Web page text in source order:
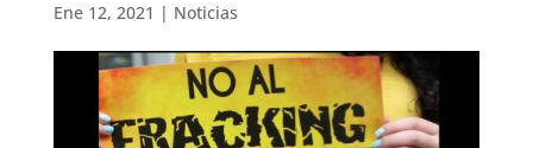
Ene 12, 2021 | Noticias